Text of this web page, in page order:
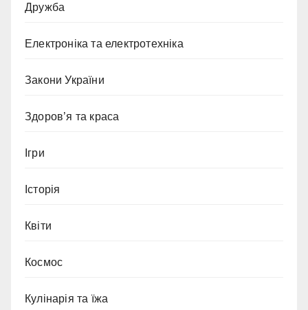
Дружба
Електроніка та електротехніка
Закони України
Здоров’я та краса
Ігри
Історія
Квіти
Космос
Кулінарія та їжа